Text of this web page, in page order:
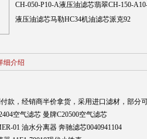
CH-050-P10-A液压油滤芯翡翠CH-150-
液压油滤芯马勒HC34机油滤芯派克92
细介绍
款，经销商半价拿货，采用进口滤材，部分
空气滤芯 曼牌C20500空气滤芯
01 油水分离器 奔驰滤芯0040941104